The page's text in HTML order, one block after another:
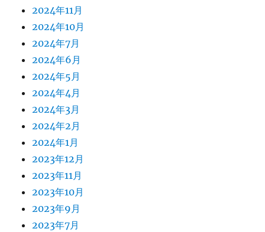
2024年11月
2024年10月
2024年7月
2024年6月
2024年5月
2024年4月
2024年3月
2024年2月
2024年1月
2023年12月
2023年11月
2023年10月
2023年9月
2023年7月